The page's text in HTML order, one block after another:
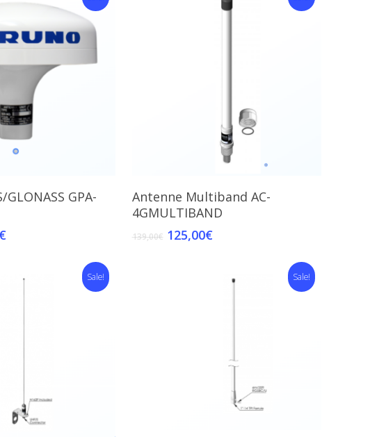
To Cart
GPA-
€
Read More
Antenne Multiband AC-
4GMULTIBAND
139,00€ 125,00€
Sale! Sale!